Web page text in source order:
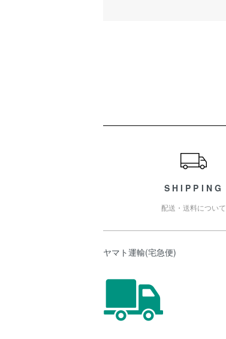
SHIPPING
配送・送料について
ヤマト運輸(宅急便)